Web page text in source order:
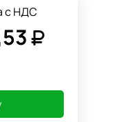
с НДС